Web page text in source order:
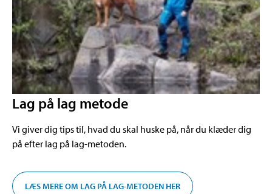
Lag på lag metode
Vi giver dig tips til, hvad du skal huske på, når du klæder dig
på efter lag på lag-metoden.
LÆS MERE OM LAG PÅ LAG-METODEN HER